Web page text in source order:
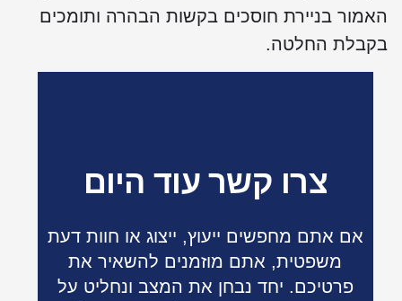
האמור בניירת חוסכים בקשות הבהרה ותומכים
בקבלת החלטה.
צרו קשר עוד היום
אם אתם מחפשים ייעוץ, ייצוג או חוות דעת
משפטית, אתם מוזמנים להשאיר את
פרטיכם. יחד נבחן את המצב ונחליט על